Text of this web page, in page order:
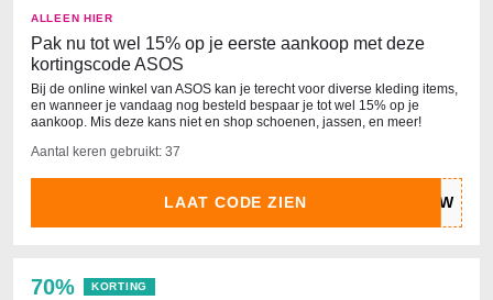
ALLEEN HIER
Pak nu tot wel 15% op je eerste aankoop met deze
kortingscode ASOS
Bij de online winkel van ASOS kan je terecht voor diverse kleding items,
en wanneer je vandaag nog besteld bespaar je tot wel 15% op je
aankoop. Mis deze kans niet en shop schoenen, jassen, en meer!
Aantal keren gebruikt: 37
LAAT CODE ZIEN
70% KORTING